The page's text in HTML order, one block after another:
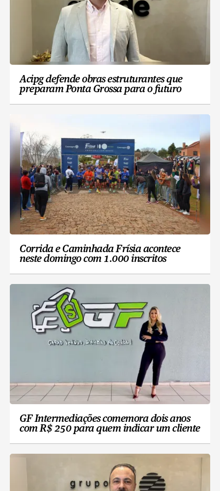
Acipg defende obras estruturantes que
preparam Ponta Grossa para o futuro
Corrida e Caminhada Frísia acontece
neste domingo com 1.000 inscritos
GF Intermediações comemora dois anos
com R$ 250 para quem indicar um cliente